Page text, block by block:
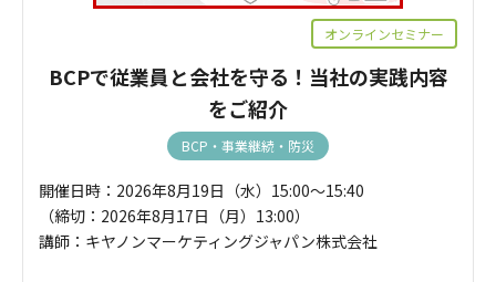
オンラインセミナー
BCPで従業員と会社を守る！当社の実践内容
をご紹介
BCP・事業継続・防災
開催日時：2026年8月19日（水）15:00～15:40
（締切：2026年8月17日（月）13:00）
講師：キヤノンマーケティングジャパン株式会社